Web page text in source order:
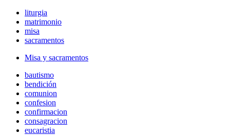
liturgia
matrimonio
misa
sacramentos
Misa y sacramentos
bautismo
bendición
comunion
confesion
confirmacion
consagracion
eucaristia